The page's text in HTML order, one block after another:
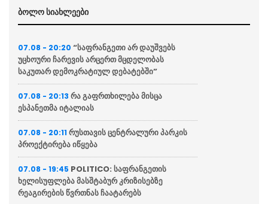
ბოლო სიახლეები
07.08 - 20:20 “საფრანგეთი არ დაუშვებს
უცხოური ჩარევის არცერთ მცდელობას
საკუთარ დემოკრატიულ დებატებში”
07.08 - 20:13 რა გაფრთხილება მისცა
ესპანეთმა იტალიას
07.08 - 20:11 რუსთავის ცენტრალური პარკის
პროექტირება იწყება
07.08 - 19:45 POLITICO: საფრანგეთის
ხელისუფლება მასშტაბურ კრიზისებზე
რეაგირების წვრთნას ჩაატარებს